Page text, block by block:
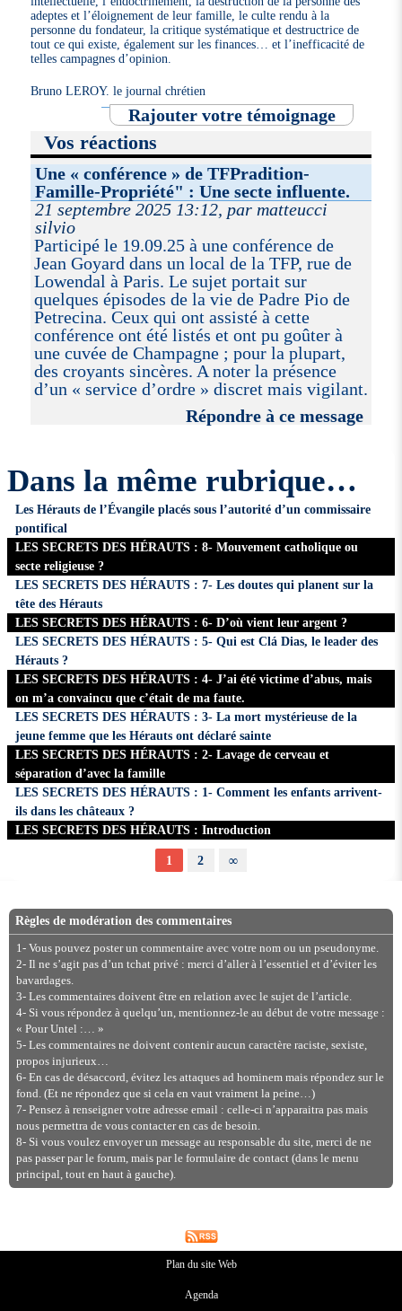
adeptes et l’éloignement de leur famille, le culte rendu à la
personne du fondateur, la critique systématique et destructrice de
tout ce qui existe, également sur les finances… et l’inefficacité de
telles campagnes d’opinion.
Bruno LEROY. le journal chrétien
Rajouter votre témoignage
Vos réactions
Une « conférence » de TFPradition-
Famille-Propriété" : Une secte influente.
21 septembre 2025 13:12, par matteucci
silvio
Participé le 19.09.25 à une conférence de
Jean Goyard dans un local de la TFP, rue de
Lowendal à Paris. Le sujet portait sur
quelques épisodes de la vie de Padre Pio de
Petrecina. Ceux qui ont assisté à cette
conférence ont été listés et ont pu goûter à
une cuvée de Champagne ; pour la plupart,
des croyants sincères. A noter la présence
d’un « service d’ordre » discret mais vigilant.
Répondre à ce message
Dans la même rubrique…
Les Hérauts de l’Évangile placés sous l’autorité d’un commissaire
pontifical
LES SECRETS DES HÉRAUTS : 8- Mouvement catholique ou
secte religieuse ?
LES SECRETS DES HÉRAUTS : 7- Les doutes qui planent sur la
tête des Hérauts
LES SECRETS DES HÉRAUTS : 6- D’où vient leur argent ?
LES SECRETS DES HÉRAUTS : 5- Qui est Clá Dias, le leader des
Hérauts ?
LES SECRETS DES HÉRAUTS : 4- J’ai été victime d’abus, mais
on m’a convaincu que c’était de ma faute.
LES SECRETS DES HÉRAUTS : 3- La mort mystérieuse de la
jeune femme que les Hérauts ont déclaré sainte
LES SECRETS DES HÉRAUTS : 2- Lavage de cerveau et
séparation d’avec la famille
LES SECRETS DES HÉRAUTS : 1- Comment les enfants arrivent-
ils dans les châteaux ?
LES SECRETS DES HÉRAUTS : Introduction
1 2 ∞
Règles de modération des commentaires
1- Vous pouvez poster un commentaire avec votre nom ou un pseudonyme.
2- Il ne s’agit pas d’un tchat privé : merci d’aller à l’essentiel et d’éviter les
bavardages.
3- Les commentaires doivent être en relation avec le sujet de l’article.
4- Si vous répondez à quelqu’un, mentionnez-le au début de votre message :
« Pour Untel :… »
5- Les commentaires ne doivent contenir aucun caractère raciste, sexiste,
propos injurieux…
6- En cas de désaccord, évitez les attaques ad hominem mais répondez sur le
fond. (Et ne répondez que si cela en vaut vraiment la peine…)
7- Pensez à renseigner votre adresse email : celle-ci n’apparaitra pas mais
nous permettra de vous contacter en cas de besoin.
8- Si vous voulez envoyer un message au responsable du site, merci de ne
pas passer par le forum, mais par le formulaire de contact (dans le menu
principal, tout en haut à gauche).
Plan du site Web
Agenda